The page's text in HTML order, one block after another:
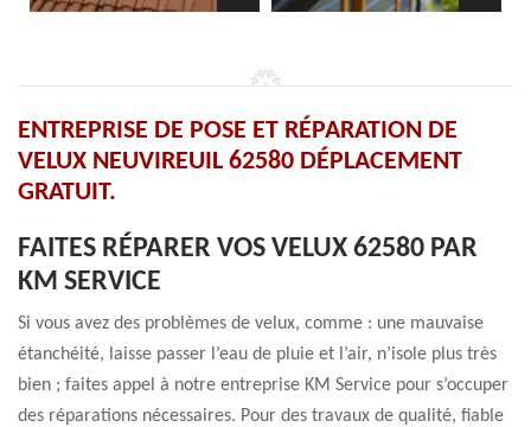
ENTREPRISE DE POSE ET RÉPARATION DE
VELUX NEUVIREUIL 62580 DÉPLACEMENT
GRATUIT.
FAITES RÉPARER VOS VELUX 62580 PAR
KM SERVICE
Si vous avez des problèmes de velux, comme : une mauvaise
étanchéité, laisse passer l’eau de pluie et l’air, n’isole plus très
bien ; faites appel à notre entreprise KM Service pour s’occuper
des réparations nécessaires. Pour des travaux de qualité, fiable